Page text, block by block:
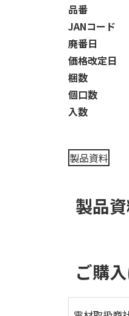
品番
JANコード
廃番日
価格改定日
梱数
個口数
入数
製品資料
製品
ご購